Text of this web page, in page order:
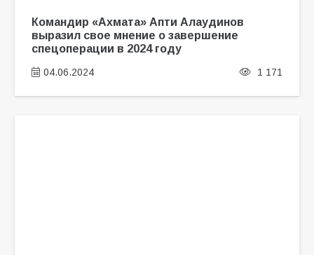
Командир «Ахмата» Апти Алаудинов
выразил свое мнение о завершение
спецоперации в 2024 году
04.06.2024 1 171